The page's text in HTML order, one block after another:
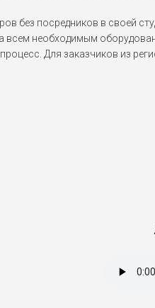
без посредников в своей
всем необходимым
Для заказчиков из